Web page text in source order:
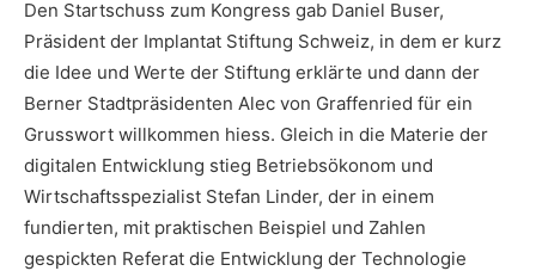
Den Startschuss zum Kongress gab Daniel Buser,
Präsident der Implantat Stiftung Schweiz, in dem er kurz
die Idee und Werte der Stiftung erklärte und dann der
Berner Stadtpräsidenten Alec von Graffenried für ein
Grusswort willkommen hiess. Gleich in die Materie der
digitalen Entwicklung stieg Betriebsökonom und
Wirtschaftsspezialist Stefan Linder, der in einem
fundierten, mit praktischen Beispiel und Zahlen
gespickten Referat die Entwicklung der Technologie